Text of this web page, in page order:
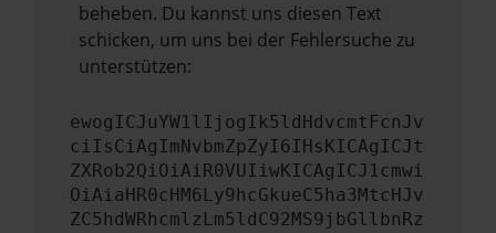
beheben. Du kannst uns diesen Text
schicken, um uns bei der Fehlersuche zu
unterstützen:
ewogICJuYW1lIjogIk5ldHdvcmtFcnJv
ciIsCiAgImNvbmZpZyI6IHsKICAgICJt
ZXRob2QiOiAiR0VUIiwKICAgICJ1cmwi
OiAiaHR0cHM6Ly9hcGkueC5ha3MtcHJv
ZC5hdWRhcmlzLm5ldC92MS9jbGllbnRz